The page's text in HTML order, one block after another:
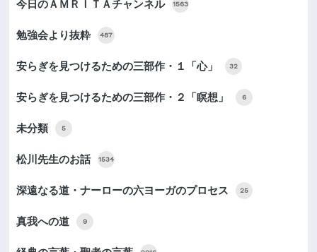
今日のＡＭＲＩＴＡチャンネル 1563
勉強会より抜粋 487
安らぎを見つけるための三部作・１「心」 32
安らぎを見つけるための三部作・２「瞑想」 6
未分類 5
松川先生のお話 1534
深遠なる道・ナーローの六ヨーガのプロセス 25
真我への道 9